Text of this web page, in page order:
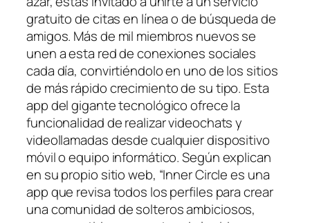
gratuito de citas en línea o de búsqueda de
amigos. Más de mil miembros nuevos se
unen a esta red de conexiones sociales
cada día, convirtiéndolo en uno de los sitios
de más rápido crecimiento de su tipo. Esta
app del gigante tecnológico ofrece la
funcionalidad de realizar videochats y
videollamadas desde cualquier dispositivo
móvil o equipo informático. Según explican
en su propio sitio web, “Inner Circle es una
app que revisa todos los perfiles para crear
una comunidad de solteros ambiciosos,